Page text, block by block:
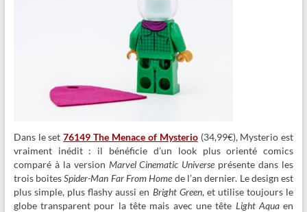
Dans le set76149 The Menace of Mysterio(34,99€), Mysterio est
vraiment inédit : il bénéficie d’un look plus orienté comics
comparé à la version Marvel Cinematic Universe présente dans les
trois boitesSpider-Man Far From Home de l’an dernier. Le design est
plus simple, plus flashy aussi en Bright Green, et utilise toujours le
globe transparent pour la tête mais avec une tête Light Aquaen